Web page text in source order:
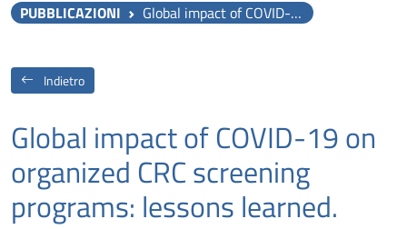
PUBBLICAZIONI Global impact of COVID-19 on organized CRC screening programs: lessons learned.
Indietro
Global impact of COVID-19 on
organized CRC screening
programs: lessons learned.